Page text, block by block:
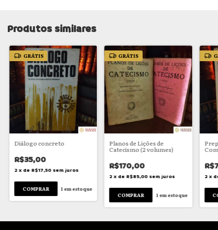
Produtos similares
GRÁTIS
Diálogo concreto
R$35,00
2 x de R$17,50 sem juros
1 em estoque
GRÁTIS
Planos de Lições de
Catecismo (2 volumes)
R$170,00
2 x de R$85,00 sem juros
1 em estoque
2 x